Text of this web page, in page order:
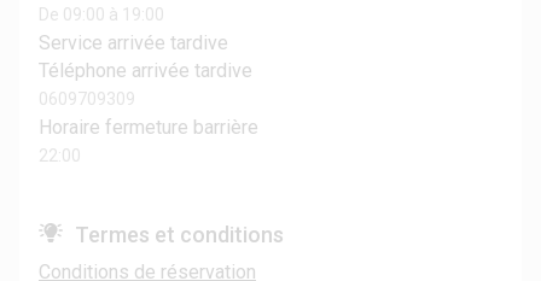
De 09:00 à 19:00
Service arrivée tardive
Téléphone arrivée tardive
0609709309
Horaire fermeture barrière
22:00
Termes et conditions
Conditions de réservation